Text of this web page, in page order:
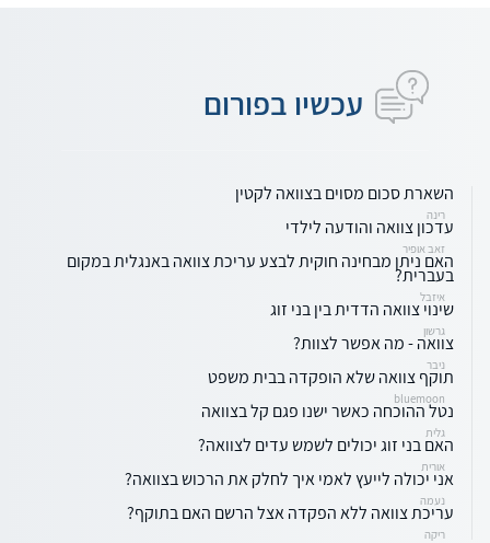
עכשיו בפורום
השארת סכום מסוים בצוואה לקטין
רינה
עדכון צוואה והודעה לילדי
זאב אופיר
האם ניתן מבחינה חוקית לבצע עריכת צוואה באנגלית במקום
בעברית?
איזבל
שינוי צוואה הדדית בין בני זוג
גרשון
צוואה - מה אפשר לצוות?
ניבר
תוקף צוואה שלא הופקדה בבית משפט
bluemoon
נטל ההוכחה כאשר ישנו פגם קל בצוואה
גלית
האם בני זוג יכולים לשמש עדים לצוואה?
אורית
אני יכולה לייעץ לאמי איך לחלק את הרכוש בצוואה?
נעמה
עריכת צוואה ללא הפקדה אצל הרשם האם בתוקף?
ריקה